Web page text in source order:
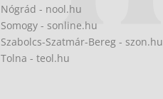
Nógrád - nool.hu
Somogy - sonline.hu
Szabolcs-Szatmár-Bereg - szon.hu
Tolna - teol.hu